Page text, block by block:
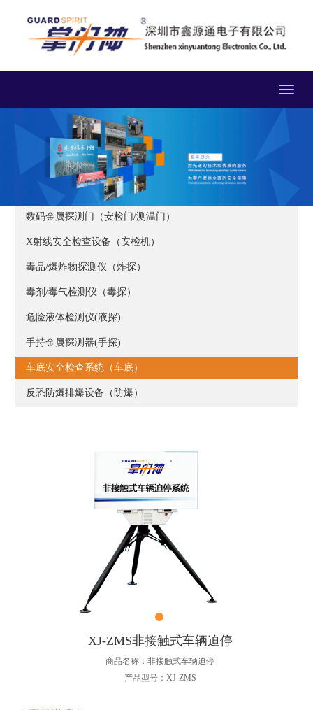
Toggle
数码金属探测门（安检门/测温门）
X射线安全检查设备（安检机）
毒品/爆炸物探测仪（炸探）
毒剂/毒气检测仪（毒探）
危险液体检测仪(液探)
手持金属探测器(手探)
车底安全检查系统（车底）
反恐防爆排爆设备（防爆）
XJ-ZMS非接触式车辆迫停
商品名称：非接触式车辆迫停
产品型号：XJ-ZMS